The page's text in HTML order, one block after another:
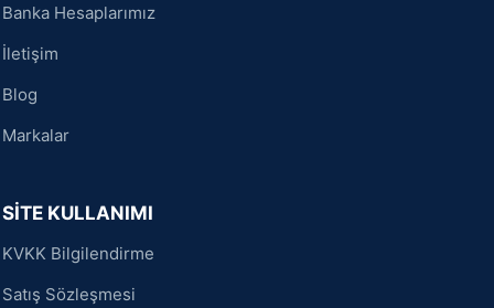
Banka Hesaplarımız
İletişim
Blog
Markalar
SİTE KULLANIMI
KVKK Bilgilendirme
Satış Sözleşmesi